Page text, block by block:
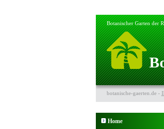
Botanischer Garten der
botanische-gaerten.de -
Home